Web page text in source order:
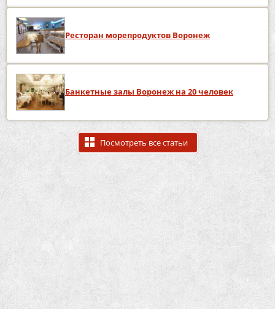
Ресторан морепродуктов Воронеж
Банкетные залы Воронеж на 20 человек
Посмотреть все статьи